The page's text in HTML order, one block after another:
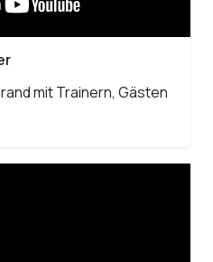
mit Trainern, Gästen